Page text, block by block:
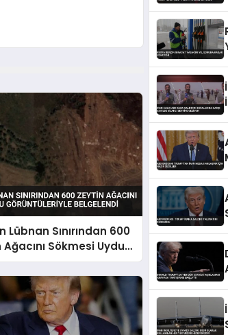
Lübnan Sınırından 600
Sökmesi Uydu
Belgelendi